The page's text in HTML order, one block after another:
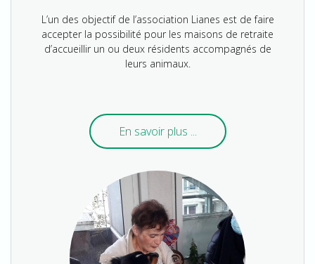
L’un des objectif de l’association Lianes est de faire
accepter la possibilité pour les maisons de retraite
d’accueillir un ou deux résidents accompagnés de
leurs animaux.
En savoir plus ...